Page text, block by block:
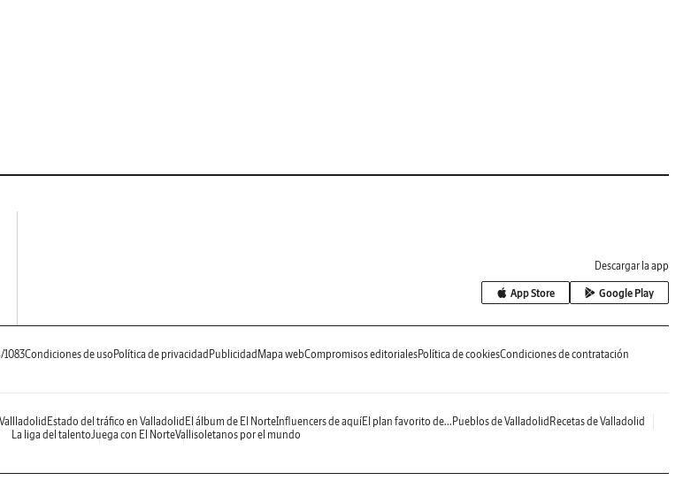
Descargar la app
App Store Google Play
1083Condiciones de uso Política de privacidad Publicidad Mapa webCompromisos editorialesPolítica de cookiesCondiciones de contratación
Estado del tráfico en Valladolid El álbum de El NorteInfluencers de aquíEl plan favorito de... Pueblos de Valladolid Recetas de Valladolid
La liga del talentoJuega con El NorteVallisoletanos por el mundo